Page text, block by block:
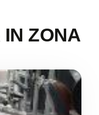
ZONA